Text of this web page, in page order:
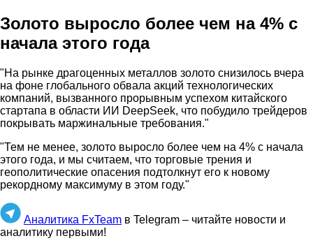
Золото выросло более чем на 4% с
начала этого года
"На рынке драгоценных металлов золото снизилось вчера
на фоне глобального обвала акций технологических
компаний, вызванного прорывным успехом китайского
стартапа в области ИИ DeepSeek, что побудило трейдеров
покрывать маржинальные требования."
"Тем не менее, золото выросло более чем на 4% с начала
этого года, и мы считаем, что торговые трения и
геополитические опасения подтолкнут его к новому
рекордному максимуму в этом году."
Аналитика FxTeam в Telegram – читайте новости и
аналитику первыми!